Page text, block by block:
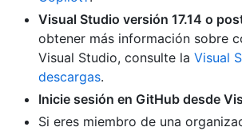
Visual Studio versión 17.14 o
obtener más información sobre
Visual Studio, consulte la Visual
descargas.
Inicie sesión en GitHub desde
Si eres miembro de una